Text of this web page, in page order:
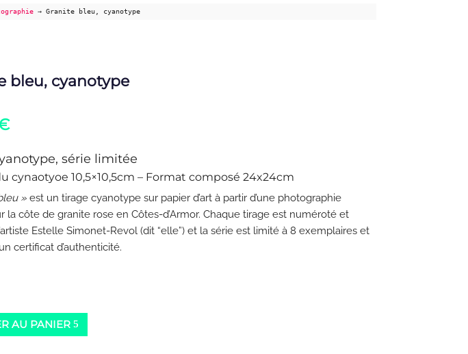
→Granite bleu, cyanotype
bleu, cyanotype
série limitée
cynaotyoe 10,5×10,5cm – Format composé 24x24cm
»est un tirage cyanotype sur papier d’art à partir d’une photographie
la côte de granite rose en Côtes-d’Armor. Chaque tirage est numéroté et
Estelle Simonet-Revol (dit “elle”) et la série est limité à 8 exemplaires et
certificat d’authenticité.
AU PANIER